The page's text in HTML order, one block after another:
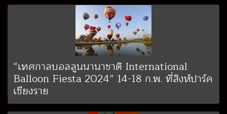
“เทศกาลบอลลูนนานาชาติ International
Balloon Fiesta 2024” 14-18 ก.พ. ที่สิงห์ปาร์ค
เชียงราย